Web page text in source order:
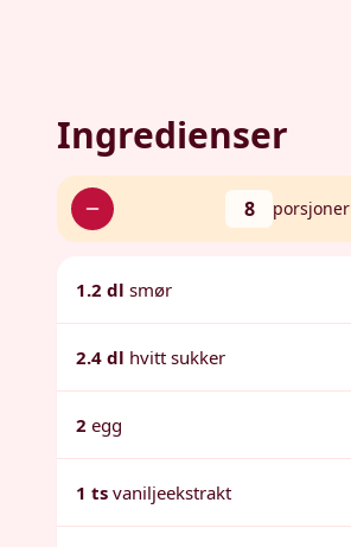
Ingredienser
8 porsjoner
1.2 dl smør
2.4 dl hvitt sukker
2 egg
1 ts vaniljeekstrakt